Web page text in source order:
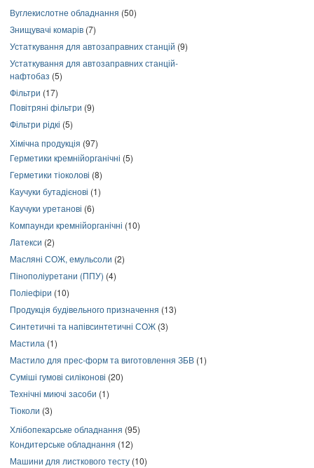
Вуглекислотне обладнання (50)
Знищувачі комарів (7)
Устаткування для автозаправних станцій (9)
Устаткування для автозаправних станцій-
нафтобаз (5)
Фільтри (17)
Повітряні фільтри (9)
Фільтри рідкі (5)
Хімічна продукція (97)
Герметики кремнійорганічні (5)
Герметики тіоколові (8)
Каучуки бутадієнові (1)
Каучуки уретанові (6)
Компаунди кремнійорганічні (10)
Латекси (2)
Масляні СОЖ, емульсоли (2)
Пінополіуретани (ППУ) (4)
Поліефіри (10)
Продукція будівельного призначення (13)
Синтетичні та напівсинтетичні СОЖ (3)
Мастила (1)
Мастило для прес-форм та виготовлення ЗБВ (1)
Суміші гумові силіконові (20)
Технічні миючі засоби (1)
Тіоколи (3)
Хлібопекарське обладнання (95)
Кондитерське обладнання (12)
Машини для листкового тесту (10)